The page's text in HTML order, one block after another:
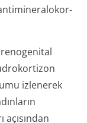
izlenerek